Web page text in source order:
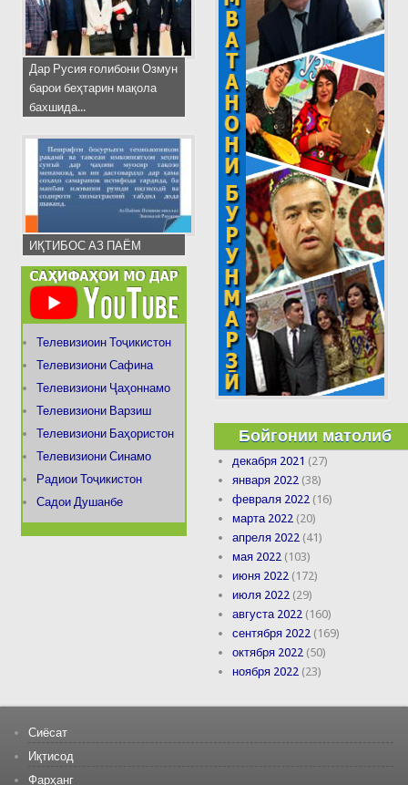
Дар Русия ғолибони Озмун
барои беҳтарин мақола
бахшида...
ИҚТИБОС АЗ ПАЁМ
Телевизиоин Тоҷикистон
Телевизиони Сафина
Телевизиони Ҷаҳоннамо
Телевизиони Варзиш
Телевизиони Баҳористон
Телевизиони Синамо
Радиои Тоҷикистон
Садои Душанбе
Бойгонии матолиб
декабря 2021 (27)
января 2022 (38)
февраля 2022 (16)
марта 2022 (20)
апреля 2022 (41)
мая 2022 (103)
июня 2022 (172)
июля 2022 (29)
августа 2022 (160)
сентября 2022 (169)
октября 2022 (50)
ноября 2022 (23)
Сиёсат
Иқтисод
Фарҳанг